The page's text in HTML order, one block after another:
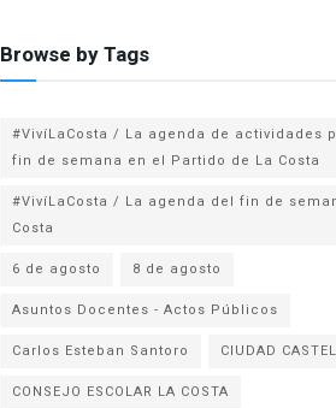
Browse by Tags
#VivíLaCosta / La agenda de actividades
fin de semana en el Partido de La Costa
#VivíLaCosta / La agenda del fin de
Costa
6 de agosto
8 de agosto
Asuntos Docentes - Actos Públicos
Carlos Esteban Santoro
CIUDAD
CONSEJO ESCOLAR LA COSTA